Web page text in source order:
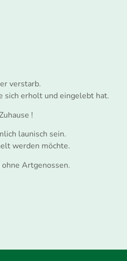
verstarb.
sich erholt und eingelebt hat.
!
launisch sein.
werden möchte.
Artgenossen.